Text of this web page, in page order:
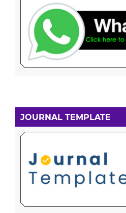
JOURNAL TEMPLATE